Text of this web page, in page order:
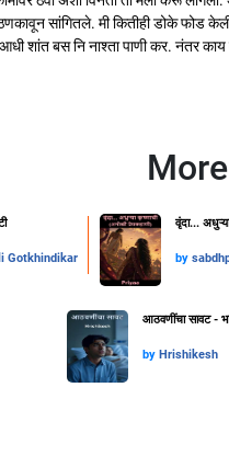
सांगितले. मी कितीही डोके फोड
शांत बस नि नाश्ता पाणी कर. नंतर
Gotkhindikar
वृंदा...
by
आठवणींचा सावट -
by Hrishikesh